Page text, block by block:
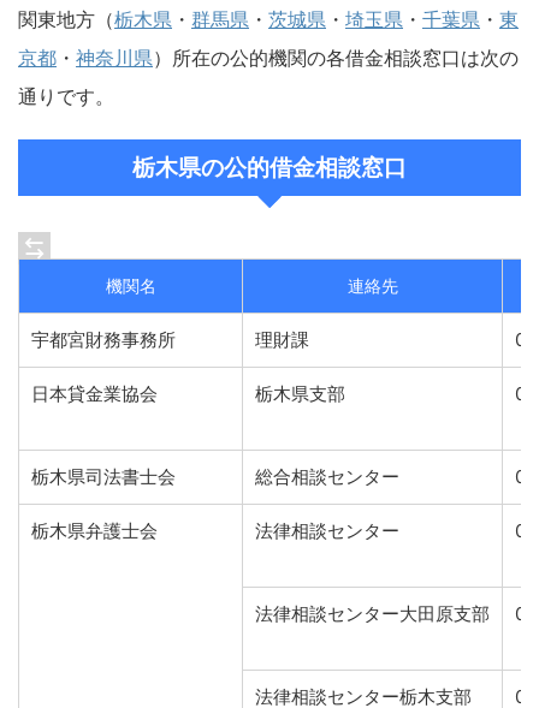
関東地方（栃木県 ・ 群馬県 ・ 茨城県 ・ 埼玉県 ・ 千葉県 ・ 東
京都 ・ 神奈川県）所在の公的機関の各借金相談窓口は次の
通りです。
栃木県の公的借金相談窓口
機関名 連絡先
宇都宮財務事務所 理財課
日本貸金業協会 栃木県支部
栃木県司法書士会 総合相談センター
栃木県弁護士会 法律相談センター
法律相談センター大田原支部
法律相談センター栃木支部